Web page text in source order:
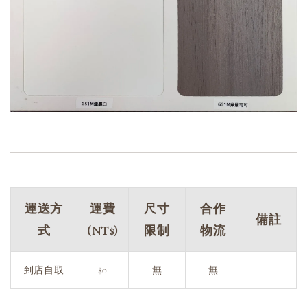
運送方
式
運費
(NT$)
尺寸
限制
合作
物流
備註
到店自取 $0 無 無